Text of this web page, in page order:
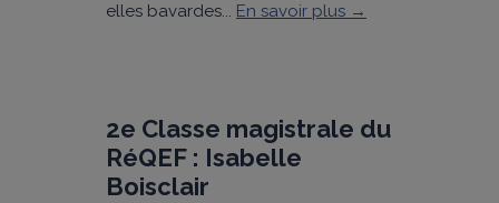
elles bavardes... En savoir plus →
2e Classe magistrale du
RéQEF : Isabelle
Boisclair